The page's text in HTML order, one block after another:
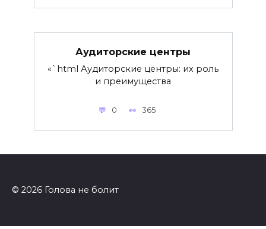
Аудиторские центры
«`html Аудиторские центры: их роль
и преимущества
0 365
© 2026 Голова не болит